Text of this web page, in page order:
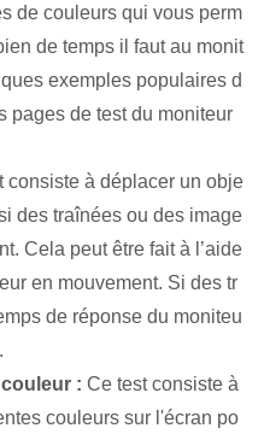
de couleurs qui vous perm
de temps il faut au monit
exemples populaires d
pages de test du moniteur
consiste à déplacer un obje
des traînées ou des image
Cela peut être fait à l’aide
en mouvement. Si des tr
de réponse du moniteu
: Ce test consiste à
couleurs sur l'écran po